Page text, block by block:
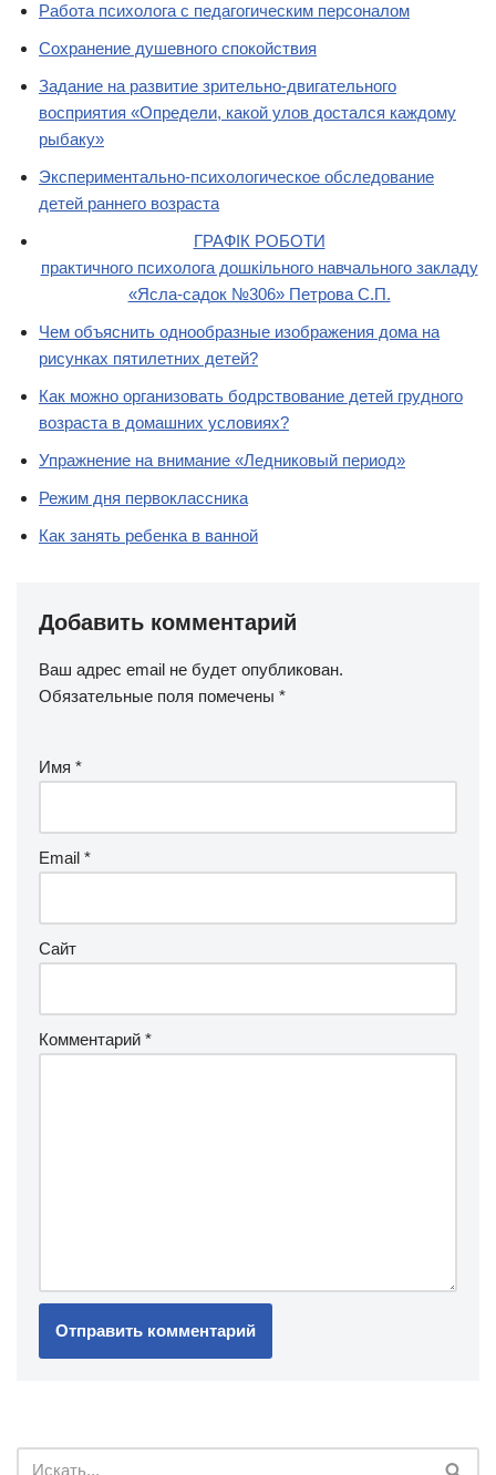
Работа психолога с педагогическим персоналом
Сохранение душевного спокойствия
Задание на развитие зрительно-двигательного
восприятия «Определи, какой улов достался каждому
рыбаку»
Экспериментально-психологическое обследование
детей раннего возраста
ГРАФІК РОБОТИ
практичного психолога дошкільного навчального закладу
«Ясла-садок №306» Петрова С.П.
Чем объяснить однообразные изображения дома на
рисунках пятилетних детей?
Как можно организовать бодрствование детей грудного
возраста в домашних условиях?
Упражнение на внимание «Ледниковый период»
Режим дня первоклассника
Как занять ребенка в ванной
Добавить комментарий
Ваш адрес email не будет опубликован.
Обязательные поля помечены *
Имя *
Email *
Сайт
Комментарий *